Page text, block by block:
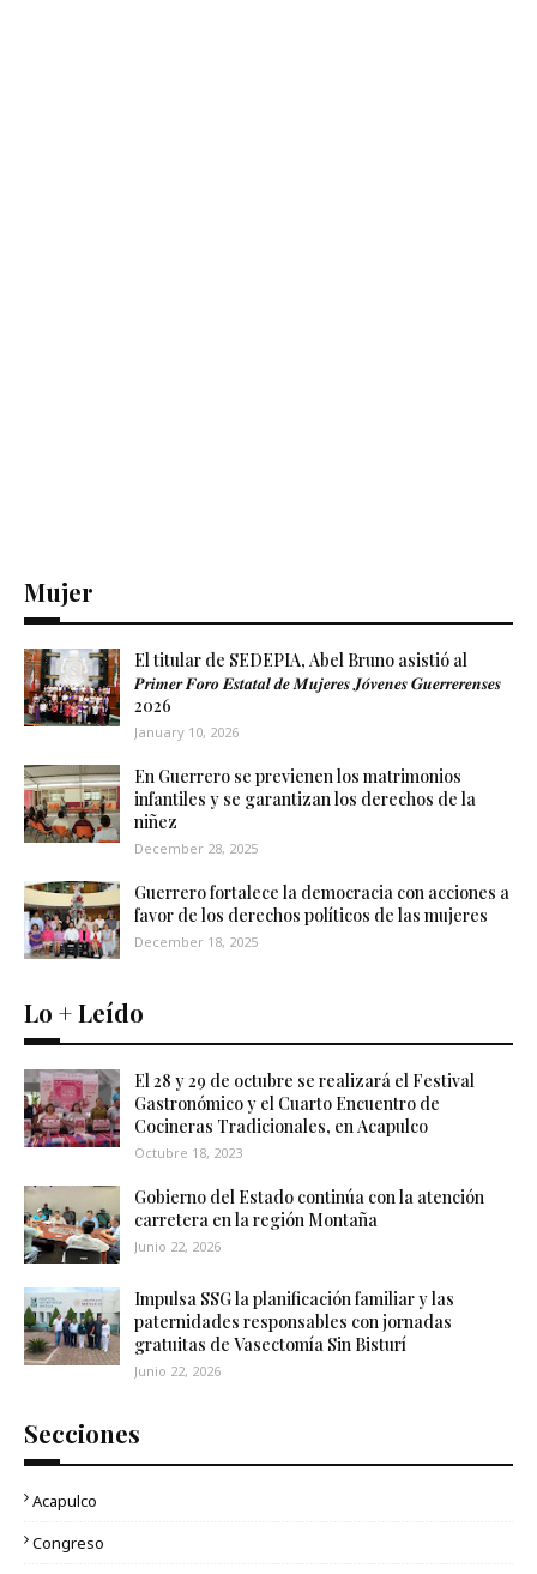
Mujer
El titular de SEDEPIA, Abel Bruno asistió al
𝑷𝒓𝒊𝒎𝒆𝒓 𝑭𝒐𝒓𝒐 𝑬𝒔𝒕𝒂𝒕𝒂𝒍 𝒅𝒆 𝑴𝒖𝒋𝒆𝒓𝒆𝒔 𝑱𝒐́𝒗𝒆𝒏𝒆𝒔 𝑮𝒖𝒆𝒓𝒓𝒆𝒓𝒆𝒏𝒔𝒆𝒔
2026
January 10, 2026
En Guerrero se previenen los matrimonios
infantiles y se garantizan los derechos de la
niñez
December 28, 2025
Guerrero fortalece la democracia con acciones a
favor de los derechos políticos de las mujeres
December 18, 2025
Lo + Leído
El 28 y 29 de octubre se realizará el Festival
Gastronómico y el Cuarto Encuentro de
Cocineras Tradicionales, en Acapulco
Octubre 18, 2023
Gobierno del Estado continúa con la atención
carretera en la región Montaña
Junio 22, 2026
Impulsa SSG la planificación familiar y las
paternidades responsables con jornadas
gratuitas de Vasectomía Sin Bisturí
Junio 22, 2026
Secciones
Acapulco
Congreso